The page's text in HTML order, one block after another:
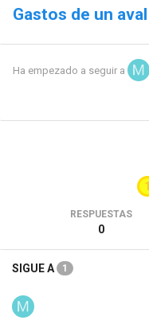
Gastos de un aval
Ha empezado a seguir a
1
RESPUESTAS
0
SIGUE A 1